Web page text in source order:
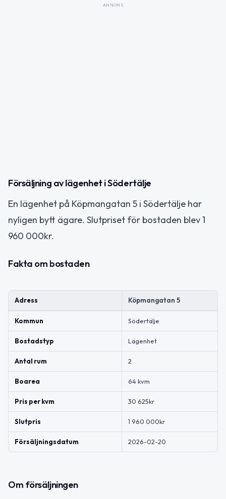
ANNONS
Försäljning av lägenhet i Södertälje
En lägenhet på Köpmangatan 5 i Södertälje har
nyligen bytt ägare. Slutpriset för bostaden blev 1
960 000kr.
Fakta om bostaden
Adress Köpmangatan 5
Kommun Södertälje
Bostadstyp Lägenhet
Antal rum 2
Boarea 64 kvm
Pris per kvm 30 625kr
Slutpris 1 960 000kr
Försäljningsdatum 2026-02-20
Om försäljningen